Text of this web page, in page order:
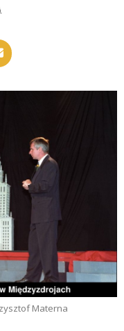
Materna